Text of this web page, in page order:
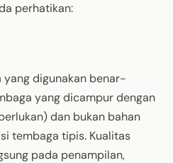
perhatikan:
yang digunakan benar-
yang dicampur dengan
dan bukan bahan
tembaga tipis. Kualitas
pada penampilan,